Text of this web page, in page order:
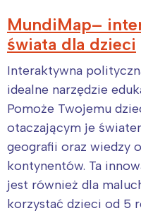
MundiMap–
świata dla dzieci
Interaktywna
idealne narzędzie
Pomoże Twojemu
otaczającym je
geografii oraz wiedzy
kontynentów. Ta
jest również dla
korzystać dzieci od 5